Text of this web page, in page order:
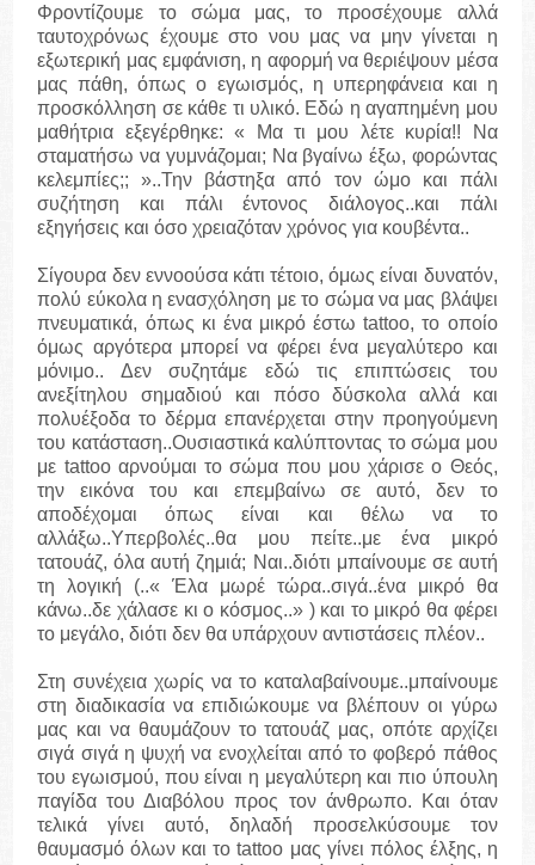
Φροντίζουμε το σώμα μας, το προσέχουμε αλλά
ταυτοχρόνως έχουμε στο νου μας να μην γίνεται η
εξωτερική μας εμφάνιση, η αφορμή να θεριέψουν μέσα
μας πάθη, όπως ο εγωισμός, η υπερηφάνεια και η
προσκόλληση σε κάθε τι υλικό. Εδώ η αγαπημένη μου
μαθήτρια εξεγέρθηκε: « Μα τι μου λέτε κυρία!! Να
σταματήσω να γυμνάζομαι; Να βγαίνω έξω, φορώντας
κελεμπίες;; »..Την βάστηξα από τον ώμο και πάλι
συζήτηση και πάλι έντονος διάλογος..και πάλι
εξηγήσεις και όσο χρειαζόταν χρόνος για κουβέντα..
Σίγουρα δεν εννοούσα κάτι τέτοιο, όμως είναι δυνατόν,
πολύ εύκολα η ενασχόληση με το σώμα να μας βλάψει
πνευματικά, όπως κι ένα μικρό έστω tattoo, το οποίο
όμως αργότερα μπορεί να φέρει ένα μεγαλύτερο και
μόνιμο.. Δεν συζητάμε εδώ τις επιπτώσεις του
ανεξίτηλου σημαδιού και πόσο δύσκολα αλλά και
πολυέξοδα το δέρμα επανέρχεται στην προηγούμενη
του κατάσταση..Ουσιαστικά καλύπτοντας το σώμα μου
με tattoo αρνούμαι το σώμα που μου χάρισε ο Θεός,
την εικόνα του και επεμβαίνω σε αυτό, δεν το
αποδέχομαι όπως είναι και θέλω να το
αλλάξω..Υπερβολές..θα μου πείτε..με ένα μικρό
τατουάζ, όλα αυτή ζημιά; Ναι..διότι μπαίνουμε σε αυτή
τη λογική (..« Έλα μωρέ τώρα..σιγά..ένα μικρό θα
κάνω..δε χάλασε κι ο κόσμος..» ) και το μικρό θα φέρει
το μεγάλο, διότι δεν θα υπάρχουν αντιστάσεις πλέον..
Στη συνέχεια χωρίς να το καταλαβαίνουμε..μπαίνουμε
στη διαδικασία να επιδιώκουμε να βλέπουν οι γύρω
μας και να θαυμάζουν το τατουάζ μας, οπότε αρχίζει
σιγά σιγά η ψυχή να ενοχλείται από το φοβερό πάθος
του εγωισμού, που είναι η μεγαλύτερη και πιο ύπουλη
παγίδα του Διαβόλου προς τον άνθρωπο. Και όταν
τελικά γίνει αυτό, δηλαδή προσελκύσουμε τον
θαυμασμό όλων και το tattoo μας γίνει πόλος έλξης, η